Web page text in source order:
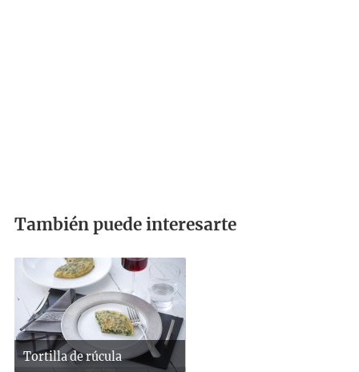
También puede interesarte
Tortilla de rúcula